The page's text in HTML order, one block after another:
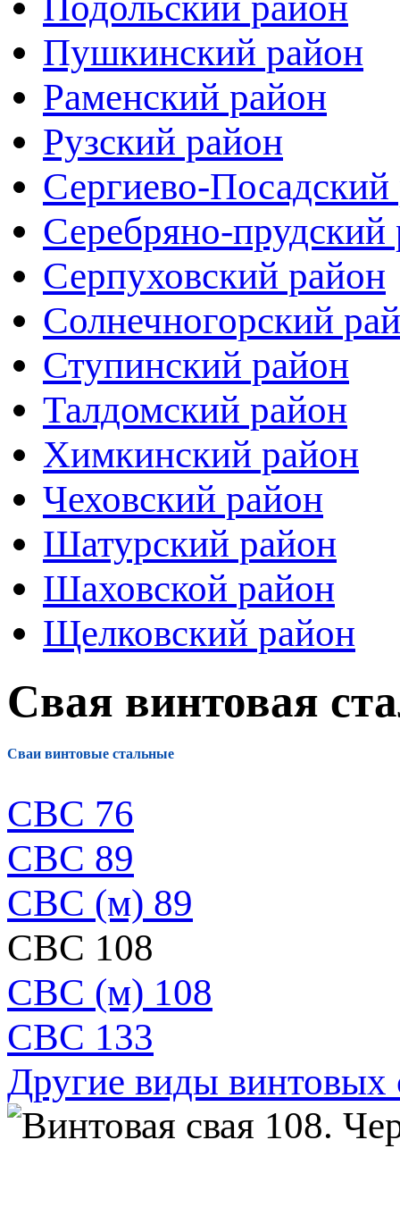
Пушкинский район
Раменский район
Рузский район
Сергиево-Посадский
Серебряно-прудский
Серпуховский район
Солнечногорский
Ступинский район
Талдомский район
Химкинский район
Чеховский район
Шатурский район
Шаховской район
Щелковский район
Свая винтовая
Сваи винтовые стальные
СВС 76
СВС 89
СВС (м) 89
СВС 108
СВС (м) 108
СВС 133
Другие виды винтовых